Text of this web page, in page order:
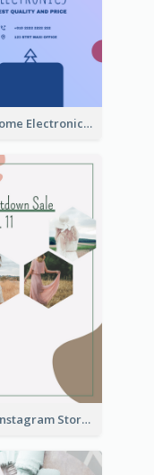
Awesome Electronics Sale Instagram Story
Sale Instagram Story